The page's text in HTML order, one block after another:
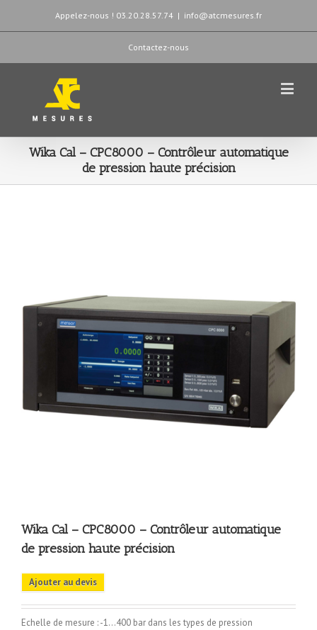
Appelez-nous ! 03.20.28.57.74 | info@atcmesures.fr
Contactez-nous
Wika Cal – CPC8000 – Contrôleur automatique
de pression haute précision
Wika Cal – CPC8000 – Contrôleur automatique
de pression haute précision
Ajouter au devis
Echelle de mesure : -1…400 bar dans les types de pression